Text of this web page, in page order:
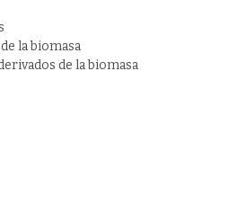
la biomasa
de la biomasa